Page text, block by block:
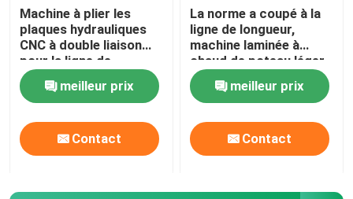
Machine à plier les
plaques hydrauliques
CNC à double liaison
pour la ligne de
production de poteaux
lumineuxmeilleur prix
Contact
La norme a coupé à la
ligne de longueur,
machine laminée à
chaud de poteau léger
d'acier doux pour 6m
8m 14mmeilleur prix
Contact